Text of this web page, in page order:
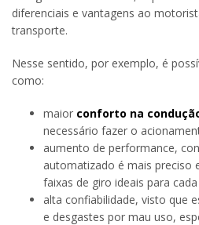
diferenciais e vantagens ao
transporte.
Nesse sentido, por exemplo, é
como:
maior conforto na
necessário fazer o
aumento de performance,
automatizado é mais preciso
faixas de giro ideais para
alta confiabilidade, visto que
e desgastes por mau uso,